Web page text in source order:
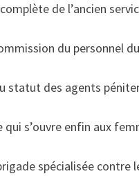
de l’ancien
du personnel
statut des agents
qui s’ouvre enfin aux
spécialisée contre